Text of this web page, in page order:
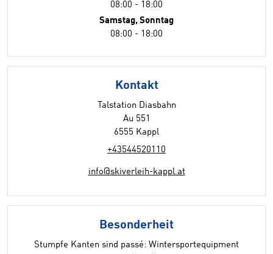
08:00 - 18:00
Samstag, Sonntag
08:00 - 18:00
Kontakt
Talstation Diasbahn
Au 551
6555 Kappl
+43544520110
info@skiverleih-kappl.at
Besonderheit
Stumpfe Kanten sind passé: Wintersportequipment